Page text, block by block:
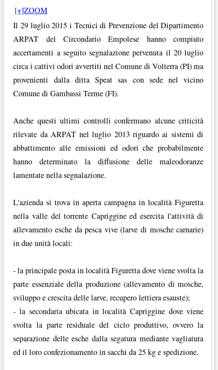
[+]ZOOM
Il 29 luglio 2015 i Tecnici di Prevenzione del Dipartimento
ARPAT del Circondario Empolese hanno compiuto
accertamenti a seguito segnalazione pervenuta il 20 luglio
circa i cattivi odori avvertiti nel Comune di Volterra (PI) ma
provenienti dalla ditta Speat sas con sede nel vicino
Comune di Gambassi Terme (FI).
Anche questi ultimi controlli confermano alcune criticità
rilevate da ARPAT nel luglio 2013 riguardo ai sistemi di
abbattimento alle emissioni ed odori che probabilmente
hanno determinato la diffusione delle maleodoranze
lamentate nella segnalazione.
L'azienda si trova in aperta campagna in località Figuretta
nella valle del torrente Capriggine ed esercita l'attività di
allevamento esche da pesca vive (larve di mosche carnarie)
in due unità locali:
- la principale posta in località Figuretta dove viene svolta la
parte essenziale della produzione (allevamento di mosche,
sviluppo e crescita delle larve, recupero lettiera esauste);
- la secondaria ubicata in località Capriggine dove viene
svolta la parte residuale del ciclo produttivo, ovvero la
separazione delle esche dalla segatura mediante vagliatura
ed il loro confezionamento in sacchi da 25 kg e spedizione.